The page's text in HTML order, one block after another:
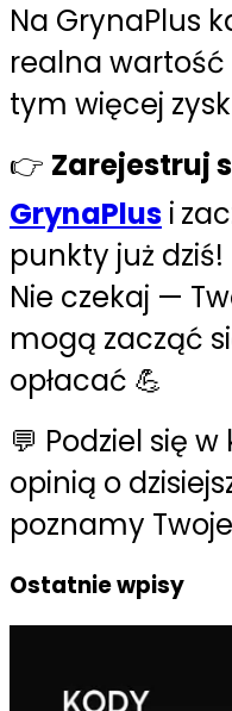
Na GrynaPlus
realna
tym więcej
👉 Zarejestruj
GrynaPlus i
punkty już dziś!
Nie czekaj —
mogą zacząć
opłacać 💪
💬 Podziel się
opinią o
poznamy
Ostatnie wpisy